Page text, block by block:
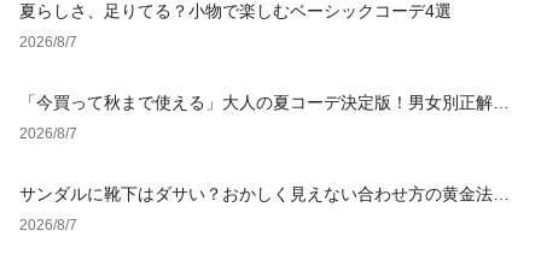
夏らしさ、足りてる？小物で楽しむベーシックコーデ4選
2026/8/7
「今買って秋まで使える」大人の夏コーデ決定版！男女別正解ス
タイルとNGな着こなし
2026/8/7
サンダルに靴下はダサい？おかしく見えない合わせ方の黄金法則
と男女別おすすめコーデ
2026/8/7